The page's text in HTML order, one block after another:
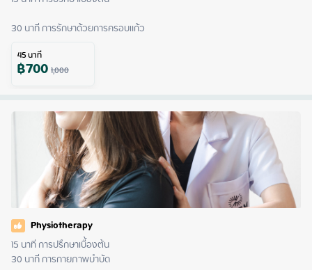
30 นาที การรักษาด้วยการครอบแก้ว
45นาที
฿7001,000
Physiotherapy
15 นาที การปรึกษาเบื้องต้น
30 นาที การกายภาพบำบัด